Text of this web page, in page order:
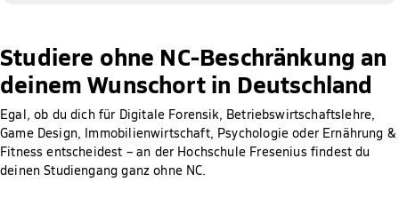
Studiere ohne NC-Beschränkung an
deinem Wunschort in Deutschland
Egal, ob du dich für Digitale Forensik, Betriebswirtschaftslehre,
Game Design, Immobilienwirtschaft, Psychologie oder Ernährung &
Fitness entscheidest – an der Hochschule Fresenius findest du
deinen Studiengang ganz ohne NC.